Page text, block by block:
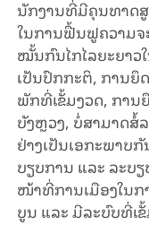
ນັກ​ງານ​ທີ່​ມີຄຸນ​ທາດ​
ໃນ​ການ​ຟື້ນ​ຟູ​ຄວາມ​ຈ
ໝັ້ນ​ກົນ​ໄກ​ໄລ​ຍະ​ຍາວ​
ເປັນ​ປົກ​ກະ​ຕິ, ການ​
ພັກ​ທີ່​ເຂັ້ມ​ງວດ, ກາ
ບັງຫຼວງ, ບໍ່​ສາ​ມາດ​ສໍ້​
ຢ່າງ​ເປັນ​ເອ​ກະ​ພາ
ບຽບ​ການ ແລະ ລະ​ບ
ໜ້າ​ທີ່​ການ​ເມືອງ​ໃນ​ກ
ບູນ ແລະ ມີລະ​ບົບ​ທີ່​​ເ